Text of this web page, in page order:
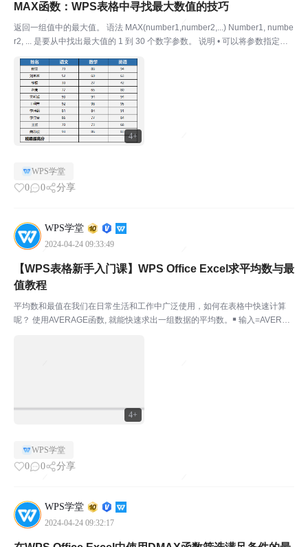
4+
MAX函数：WPS表格中寻找最大数值的技巧
返回一组值中的最大值。 语法 MAX(number1,number2,...) Number1, numbe
r2, ... 是要从中找出最大值的 1 到 30 个数字参数。 说明 • 可以将参数指定为
WPS学堂
0 0 分享
WPS学堂
2024-04-24 09:33:49
4+
【WPS表格新手入门课】WPS Office Excel求平均数与最
值教程
平均数和最值在我们在日常生活和工作中广泛使用，如何在表格中快速计算
呢？ 使用AVERAGE函数, 就能快速求出一组数据的平均数。￭ 输入=AVERAG
WPS学堂
0 0 分享
WPS学堂
2024-04-24 09:32:17